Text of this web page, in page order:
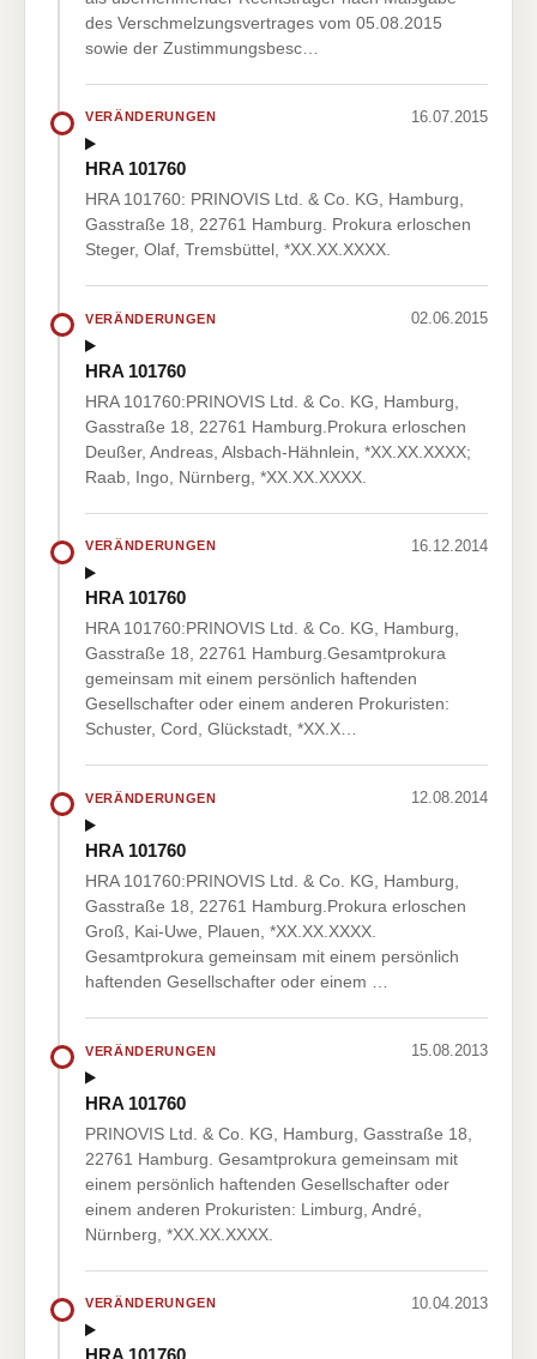
des Verschmelzungsvertrages vom 05.08.2015
sowie der Zustimmungsbesc…
VERÄNDERUNGEN 16.07.2015
HRA 101760
HRA 101760: PRINOVIS Ltd. & Co. KG, Hamburg,
Gasstraße 18, 22761 Hamburg. Prokura erloschen
Steger, Olaf, Tremsbüttel, *XX.XX.XXXX.
VERÄNDERUNGEN 02.06.2015
HRA 101760
HRA 101760:PRINOVIS Ltd. & Co. KG, Hamburg,
Gasstraße 18, 22761 Hamburg.Prokura erloschen
Deußer, Andreas, Alsbach-Hähnlein, *XX.XX.XXXX;
Raab, Ingo, Nürnberg, *XX.XX.XXXX.
VERÄNDERUNGEN 16.12.2014
HRA 101760
HRA 101760:PRINOVIS Ltd. & Co. KG, Hamburg,
Gasstraße 18, 22761 Hamburg.Gesamtprokura
gemeinsam mit einem persönlich haftenden
Gesellschafter oder einem anderen Prokuristen:
Schuster, Cord, Glückstadt, *XX.X…
VERÄNDERUNGEN 12.08.2014
HRA 101760
HRA 101760:PRINOVIS Ltd. & Co. KG, Hamburg,
Gasstraße 18, 22761 Hamburg.Prokura erloschen
Groß, Kai-Uwe, Plauen, *XX.XX.XXXX.
Gesamtprokura gemeinsam mit einem persönlich
haftenden Gesellschafter oder einem …
VERÄNDERUNGEN 15.08.2013
HRA 101760
PRINOVIS Ltd. & Co. KG, Hamburg, Gasstraße 18,
22761 Hamburg. Gesamtprokura gemeinsam mit
einem persönlich haftenden Gesellschafter oder
einem anderen Prokuristen: Limburg, André,
Nürnberg, *XX.XX.XXXX.
VERÄNDERUNGEN 10.04.2013